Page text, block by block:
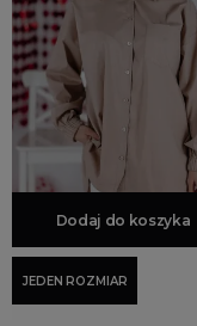
Dodaj do koszyka
JEDEN ROZMIAR